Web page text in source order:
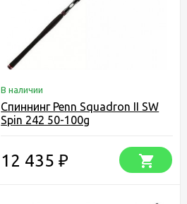
В наличии
Спиннинг Penn Squadron II SW
Spin 242 50-100g
12 435₽